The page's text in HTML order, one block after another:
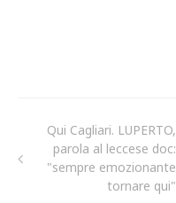
Qui Cagliari. LUPERTO,
parola al leccese doc:
"sempre emozionante
tornare qui"